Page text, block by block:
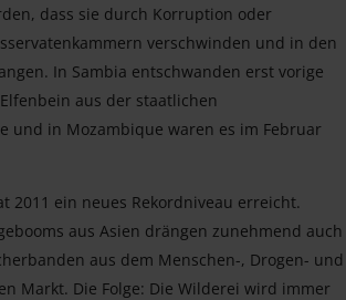
dass sie durch Korruption oder
verschwinden und in den
In Sambia entschwanden erst vorige
aus der staatlichen
und in Mozambique waren es im Februar
2011 ein neues Rekordniveau erreicht.
aus Asien drängen zunehmend auch
aus dem Menschen-, Drogen- und
Markt. Die Folge: Die Wilderei wird immer